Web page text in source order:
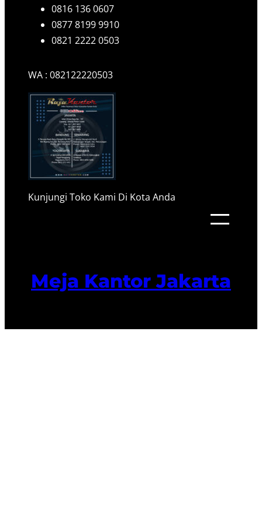
0816 136 0607
0877 8199 9910
0821 2222 0503
WA : 082122220503
Kunjungi Toko Kami Di Kota Anda
Meja Kantor Jakarta